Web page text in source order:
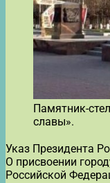
Памятник-
славы».
Указ Президента
О присвоении
Российской